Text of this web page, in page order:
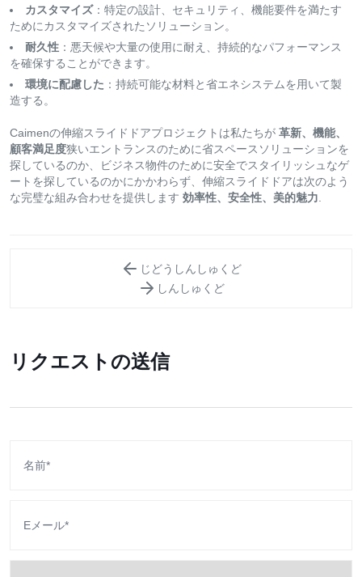
カスタマイズ：特定の設計、セキュリティ、機能要件を満たす
ためにカスタマイズされたソリューション。
耐久性 ：悪天候や大量の使用に耐え、持続的なパフォーマンス
を確保することができます。
環境に配慮した ：持続可能な材料と省エネシステムを用いて製
造する。
Caimenの伸縮スライドドアプロジェクトは私たちが 革新、機能、
顧客満足度狭いエントランスのために省スペースソリューションを
探しているのか、ビジネス物件のために安全でスタイリッシュなゲ
ートを探しているのかにかかわらず、伸縮スライドドアは次のよう
な完璧な組み合わせを提供します 効率性、安全性、美的魅力
じどうしんしゅくど
しんしゅくど
リクエストの送信